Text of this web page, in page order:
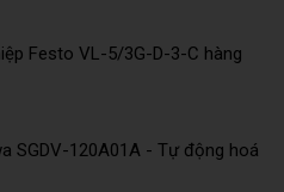
Festo VL-5/3G-D-3-C hàng
SGDV-120A01A - Tự động hoá